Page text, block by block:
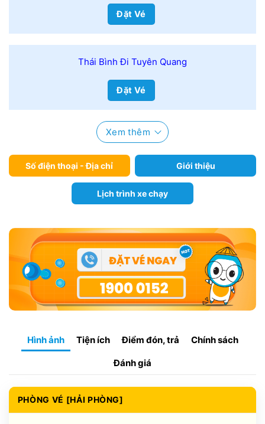
Đặt Vé
Thái Bình Đi Tuyên Quang
Đặt Vé
Xem thêm
Số điện thoại - Địa chỉ Giới thiệu
Lịch trình xe chạy
Hình ảnh Tiện ích Điểm đón, trả Chính sách
Đánh giá
PHÒNG VÉ [HẢI PHÒNG]